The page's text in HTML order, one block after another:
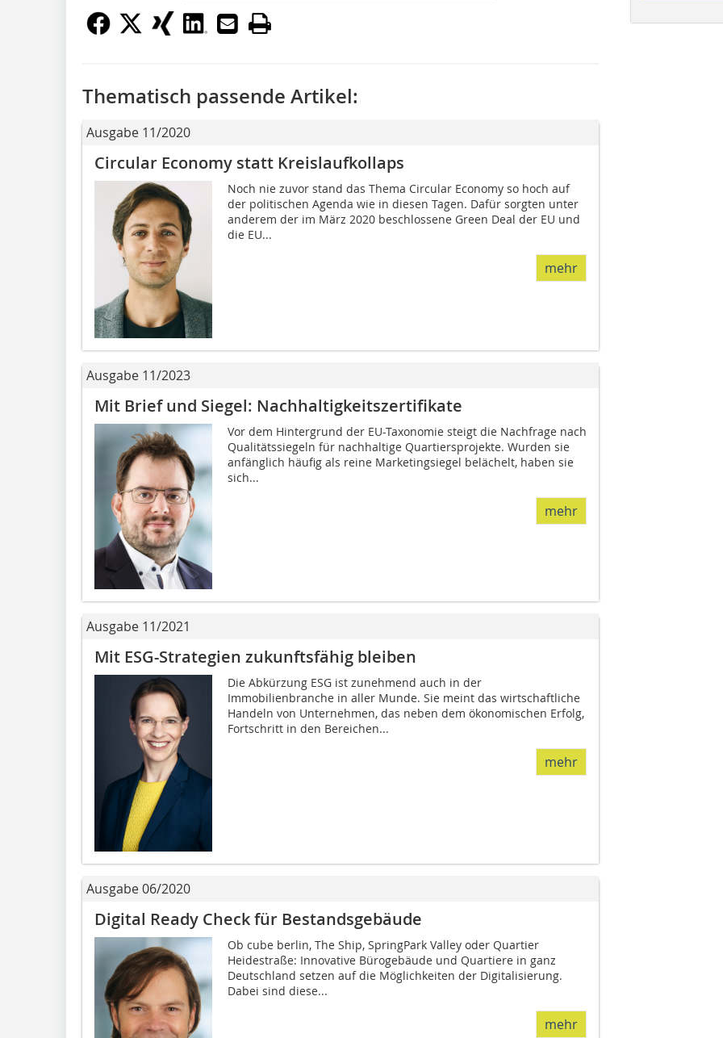
Thematisch passende Artikel:
Ausgabe 11/2020
Circular Economy statt Kreislaufkollaps
Noch nie zuvor stand das Thema Circular Economy so hoch auf
der politischen Agenda wie in diesen Tagen. Dafür sorgten unter
anderem der im März 2020 beschlossene Green Deal der EU und
die EU...
mehr
Ausgabe 11/2023
Mit Brief und Siegel: Nachhaltigkeitszertifikate
Vor dem Hintergrund der EU-Taxonomie steigt die Nachfrage nach
Qualitätssiegeln für nachhaltige Quartiersprojekte. Wurden sie
anfänglich häufig als reine Marketingsiegel belächelt, haben sie
sich...
mehr
Ausgabe 11/2021
Mit ESG-Strategien zukunftsfähig bleiben
Die Abkürzung ESG ist zunehmend auch in der
Immobilienbranche in aller Munde. Sie meint das wirtschaftliche
Handeln von Unternehmen, das neben dem ökonomischen Erfolg,
Fortschritt in den Bereichen...
mehr
Ausgabe 06/2020
Digital Ready Check für Bestandsgebäude
Ob cube berlin, The Ship, SpringPark Valley oder Quartier
Heidestraße: Innovative Bürogebäude und Quartiere in ganz
Deutschland setzen auf die Möglichkeiten der Digitalisierung.
Dabei sind diese...
mehr